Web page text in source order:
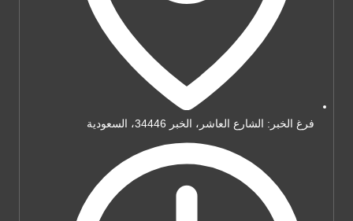
فرغ الخبر: الشارع العاشر، الخبر 34446، السعودية